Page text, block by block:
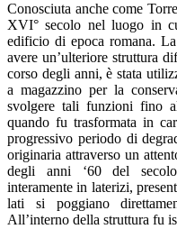
Conosciuta anche come
XVI° secolo nel luogo in
edificio di epoca romana.
avere un’ulteriore struttura
corso degli anni, è stata
a magazzino per la
svolgere tali funzioni fino
quando fu trasformata in
progressivo periodo di
originaria attraverso un
degli anni ‘60 del
interamente in laterizi,
lati si poggiano
All’interno della struttura fu